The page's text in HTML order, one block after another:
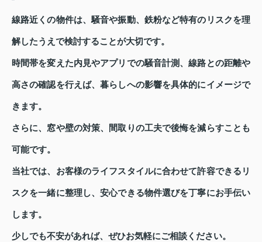
線路近くの物件は、騒音や振動、鉄粉など特有のリスクを理
解したうえで検討することが大切です。
時間帯を変えた内見やアプリでの騒音計測、線路との距離や
高さの確認を行えば、暮らしへの影響を具体的にイメージで
きます。
さらに、窓や壁の対策、間取りの工夫で後悔を減らすことも
可能です。
当社では、お客様のライフスタイルに合わせて許容できるリ
スクを一緒に整理し、安心できる物件選びを丁寧にお手伝い
します。
少しでも不安があれば、ぜひお気軽にご相談ください。